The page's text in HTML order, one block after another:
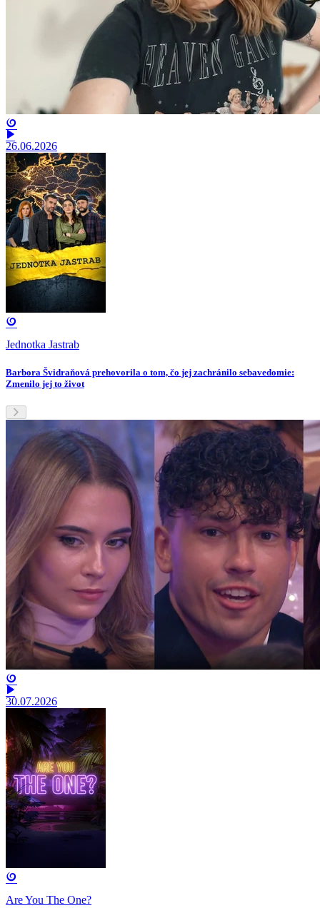
26.06.2026
Jednotka Jastrab
Barbora Švidraňová prehovorila o tom, čo jej zachránilo sebavedomie:
Zmenilo jej to život
30.07.2026
Are You The One?